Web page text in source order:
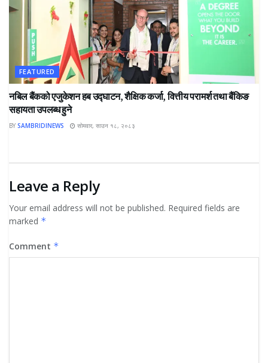
FEATURED
नबिल बैंकको एजुकेशन हब उद्घाटन, शैक्षिक कर्जा, वित्तीय परामर्श तथा बैंकिङ
सहायता उपलब्ध हुने
BY SAMBRIDINEWS सोमवार, साउन १८, २०८३
Leave a Reply
Your email address will not be published. Required fields are
marked *
Comment *